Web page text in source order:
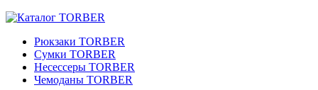
Рюкзаки TORBER
Сумки TORBER
Несессеры TORBER
Чемоданы TORBER